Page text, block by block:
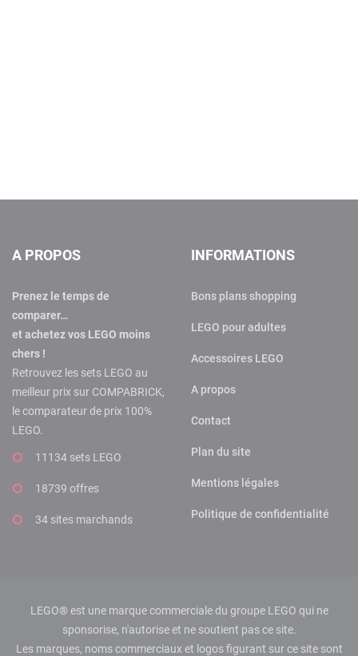
A PROPOS
Prenez le temps de
comparer…
et achetez vos LEGO moins
chers !
Retrouvez les sets LEGO au
meilleur prix sur COMPABRICK,
le comparateur de prix 100%
LEGO.
11134 sets LEGO
18739 offres
34 sites marchands
INFORMATIONS
Bons plans shopping
LEGO pour adultes
Accessoires LEGO
A propos
Contact
Plan du site
Mentions légales
Politique de confidentialité
LEGO® est une marque commerciale du groupe LEGO qui ne
sponsorise, n'autorise et ne soutient pas ce site.
Les marques, noms commerciaux et logos figurant sur ce site sont